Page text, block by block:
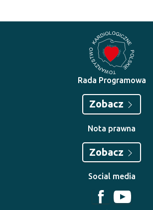
Rada Programowa
Zobacz
Nota prawna
Zobacz
Social media